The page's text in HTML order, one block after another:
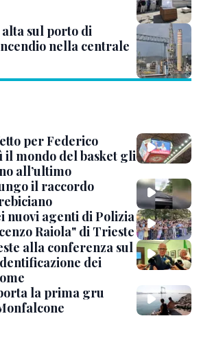
sul porto di
nella centrale
per Federico
il mondo del basket gli
all’ultimo
il raccordo
nuovi agenti di Polizia
Raiola" di Trieste
alla conferenza sul
dei
la prima gru